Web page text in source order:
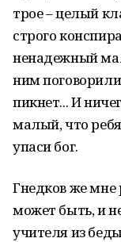
трое – целый
строго
ненадежный
ним
пикнет... И
малый, что
упаси бог.
Гнедков же мне
может быть, и
учителя из